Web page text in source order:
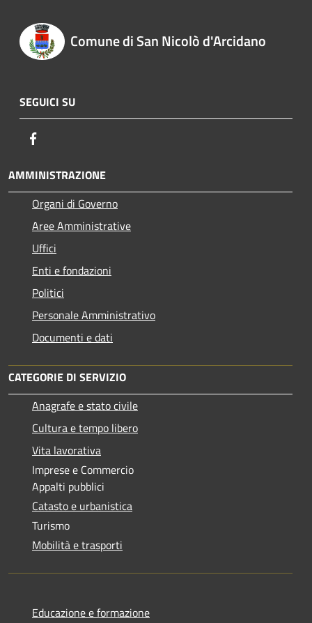
Comune di San Nicolò d'Arcidano
SEGUICI SU
AMMINISTRAZIONE
Organi di Governo
Aree Amministrative
Uffici
Enti e fondazioni
Politici
Personale Amministrativo
Documenti e dati
CATEGORIE DI SERVIZIO
Anagrafe e stato civile
Cultura e tempo libero
Vita lavorativa
Imprese e Commercio
Appalti pubblici
Catasto e urbanistica
Turismo
Mobilità e trasporti
Educazione e formazione